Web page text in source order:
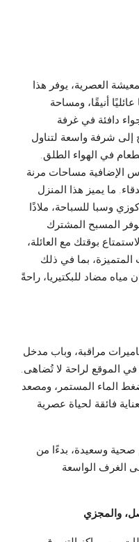
المعيشة العصرية، يوفر هذا
أنيقًا، ومساحة
دافئة في غرفة
إلى شرفة واسعة لتناول
في الهواء الطلق.
الإضافية مساحات مرنة
ما يميز هذا المنزل
وسبا للسباحة، ملاذًا
يوفر المسبح المشترك
بوقتك مع العائلة،
بما في ذلك
مياه مضاد للبكتيريا، راحةً
مراقبة، وباب مدخل
الموقع لراحة لا تُضاهى.
الماء المستمر، ومصعد
فائقة لحياة عصرية
وسعيدة، بدءًا من
الغرف الواسعة
والمجزي